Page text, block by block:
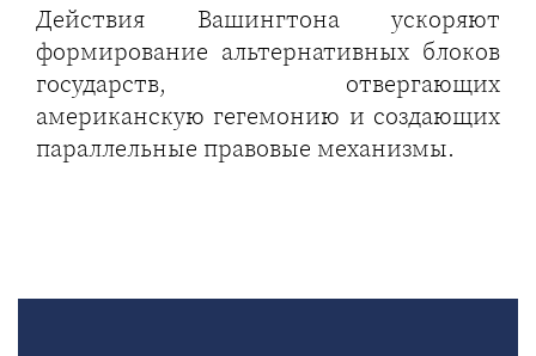
Действия Вашингтона ускоряют
формирование альтернативных блоков
государств, отвергающих
американскую гегемонию и создающих
параллельные правовые механизмы.